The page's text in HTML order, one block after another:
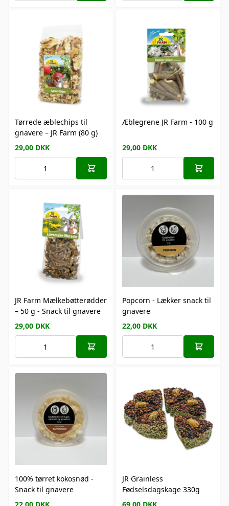
Tørrede æblechips til
gnavere – JR Farm (80 g)
29,00 DKK
Æblegrene JR Farm - 100 g
29,00 DKK
JR Farm Mælkebøtterødder
– 50 g - Snack til gnavere
29,00 DKK
Popcorn - Lækker snack til
gnavere
22,00 DKK
100% tørret kokosnød -
Snack til gnavere
JR Grainless
Fødselsdagskage 330g